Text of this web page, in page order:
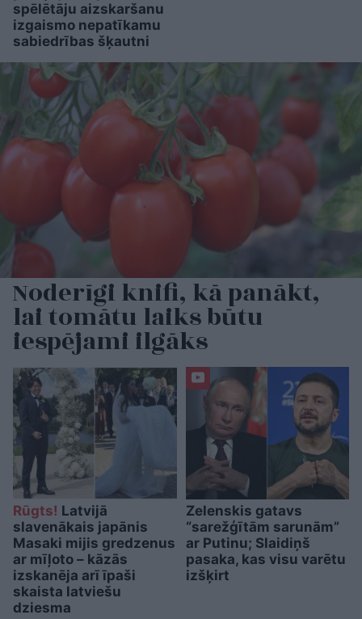
spēlētāju aizskaršanu
izgaismo nepatīkamu
sabiedrības šķautni
Noderīgi knifi, kā panākt,
lai tomātu laiks būtu
iespējami ilgāks
Rūgts! Latvijā
slavenākais japānis
Masaki mijis gredzenus
ar mīļoto – kāzās
izskanēja arī īpaši
skaista latviešu
dziesma
Zelenskis gatavs
“sarežģītām sarunām”
ar Putinu; Slaidiņš
pasaka, kas visu varētu
izšķirt